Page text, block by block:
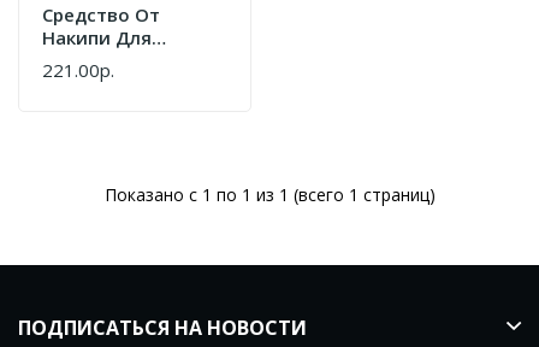
Средство От
Накипи Для
Чайников И
Кофеварок Magic
221.00р.
Показано с 1 по 1 из 1 (всего 1 страниц)
ПОДПИСАТЬСЯ НА НОВОСТИ